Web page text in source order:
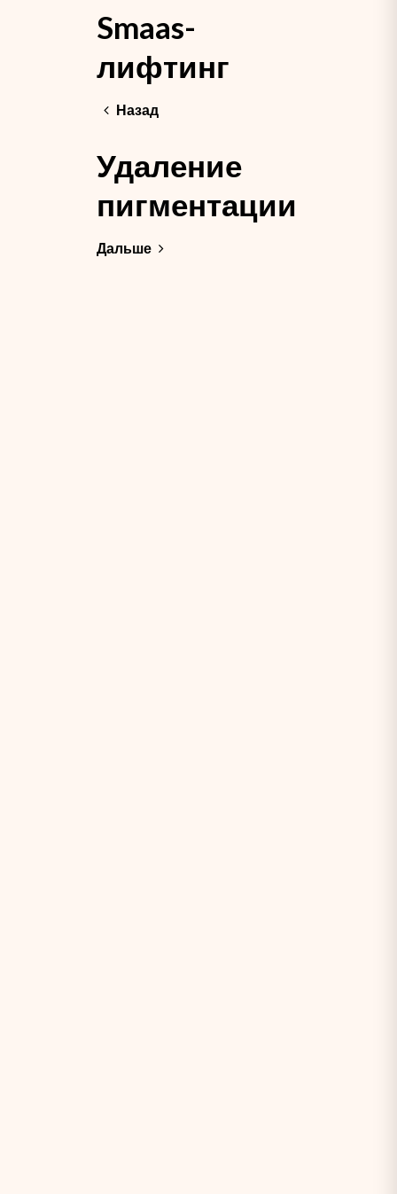
Smaas-
лифтинг
Назад
Удаление
пигментации
Дальше